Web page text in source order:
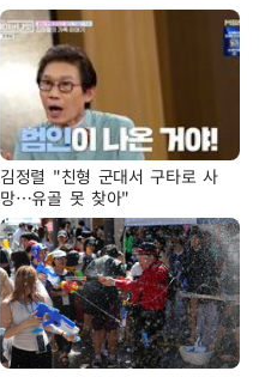
김정렬 "친형 군대서 구타로 사
망…유골 못 찾아"